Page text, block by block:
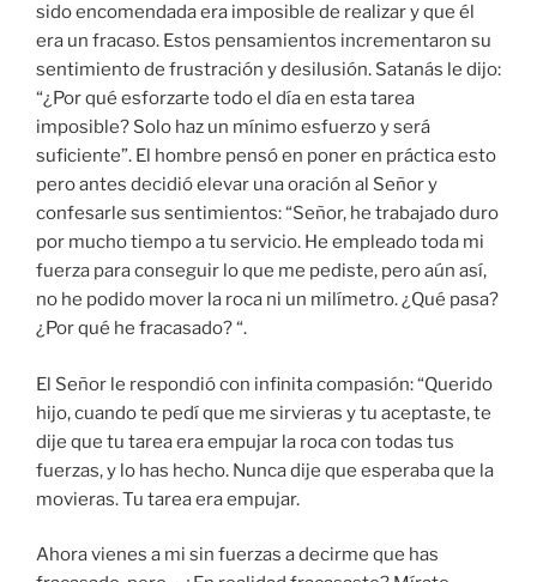
sido encomendada era imposible de realizar y que él
era un fracaso. Estos pensamientos incrementaron su
sentimiento de frustración y desilusión. Satanás le dijo:
“¿Por qué esforzarte todo el día en esta tarea
imposible? Solo haz un mínimo esfuerzo y será
suficiente”. El hombre pensó en poner en práctica esto
pero antes decidió elevar una oración al Señor y
confesarle sus sentimientos: “Señor, he trabajado duro
por mucho tiempo a tu servicio. He empleado toda mi
fuerza para conseguir lo que me pediste, pero aún así,
no he podido mover la roca ni un milímetro. ¿Qué pasa?
¿Por qué he fracasado? “.
El Señor le respondió con infinita compasión: “Querido
hijo, cuando te pedí que me sirvieras y tu aceptaste, te
dije que tu tarea era empujar la roca con todas tus
fuerzas, y lo has hecho. Nunca dije que esperaba que la
movieras. Tu tarea era empujar.
Ahora vienes a mi sin fuerzas a decirme que has